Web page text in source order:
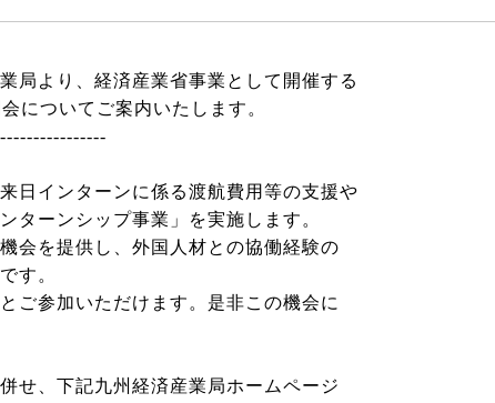
局より、経済産業省事業として開催する
についてご案内いたします。
⽇インターンに係る渡航費⽤等の⽀援や
ターンシップ事業」を実施します。
会を提供し、外国⼈材との協働経験の
す。
ご参加いただけます。是非この機会に
せ、下記九州経済産業局ホームページ